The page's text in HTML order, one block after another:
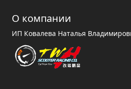
О компании
ИП Ковалева Наталья